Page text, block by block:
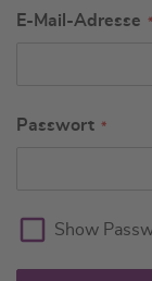
E-Mail-Adresse
Passwort
Show